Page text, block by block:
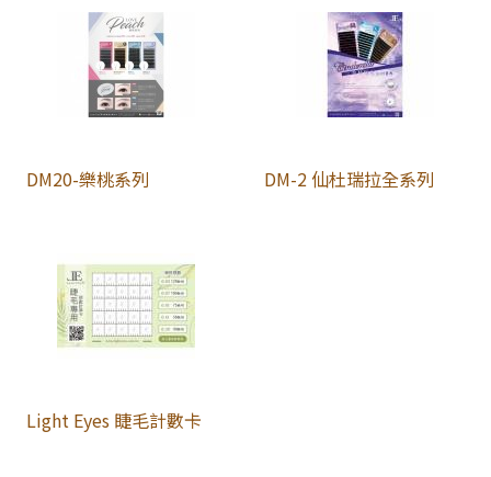
DM20-樂桃系列 DM-2 仙杜瑞拉全系列
Light Eyes 睫毛計數卡